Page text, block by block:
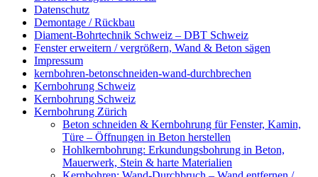
Datenschutz
Demontage / Rückbau
Diament-Bohrtechnik Schweiz – DBT Schweiz
Fenster erweitern / vergrößern, Wand & Beton sägen
Impressum
kernbohren-betonschneiden-wand-durchbrechen
Kernbohrung Schweiz
Kernbohrung Schweiz
Kernbohrung Zürich
Beton schneiden & Kernbohrung für Fenster, Kamin,
Türe – Öffnungen in Beton herstellen
Hohlkernbohrung: Erkundungsbohrung in Beton,
Mauerwerk, Stein & harte Materialien